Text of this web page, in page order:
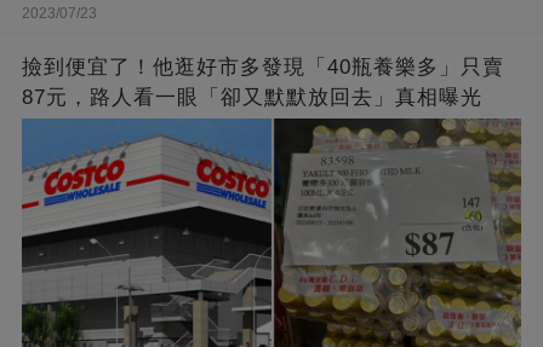
2023/07/23
撿到便宜了！他逛好市多發現「40瓶養樂多」只賣
87元，路人看一眼「卻又默默放回去」真相曝光